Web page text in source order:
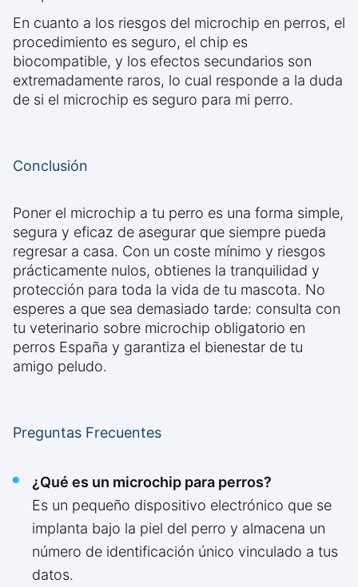
En cuanto a los riesgos del microchip en perros, el
procedimiento es seguro, el chip es
biocompatible, y los efectos secundarios son
extremadamente raros, lo cual responde a la duda
de si el microchip es seguro para mi perro.
Conclusión
Poner el microchip a tu perro es una forma simple,
segura y eficaz de asegurar que siempre pueda
regresar a casa. Con un coste mínimo y riesgos
prácticamente nulos, obtienes la tranquilidad y
protección para toda la vida de tu mascota. No
esperes a que sea demasiado tarde: consulta con
tu veterinario sobre microchip obligatorio en
perros España y garantiza el bienestar de tu
amigo peludo.
Preguntas Frecuentes
¿Qué es un microchip para perros?
Es un pequeño dispositivo electrónico que se
implanta bajo la piel del perro y almacena un
número de identificación único vinculado a tus
datos.